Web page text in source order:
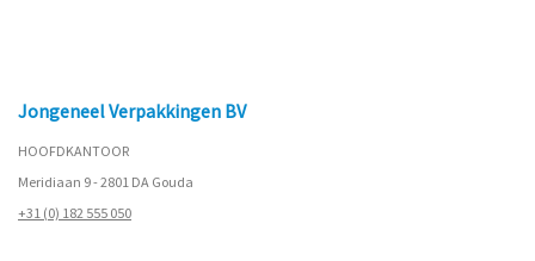
Jongeneel Verpakkingen BV
HOOFDKANTOOR
Meridiaan 9 - 2801 DA Gouda
+31 (0) 182 555 050